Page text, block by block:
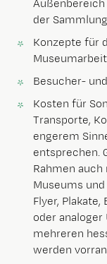
der Sammlung
Konzepte für
Museumarbeit
Besucher-
Kosten für
Transporte,
engerem
entsprechen.
Rahmen
Museums
Flyer,
oder
mehreren
werden